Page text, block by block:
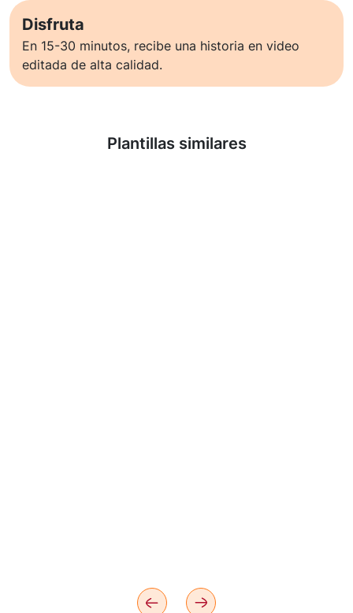
Disfruta
En 15-30 minutos, recibe una historia en video
editada de alta calidad.
Plantillas similares
Saber más